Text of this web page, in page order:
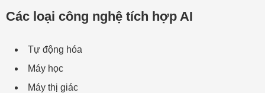
Các loại công nghệ tích hợp AI
Tự động hóa
Máy học
Máy thị giác